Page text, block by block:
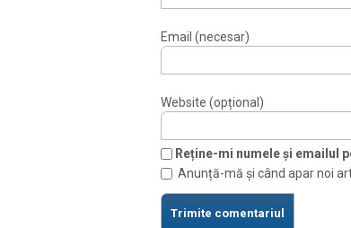
Email (necesar)
Website (opțional)
Reține-mi numele și emailul
Anunță-mă și când apar noi